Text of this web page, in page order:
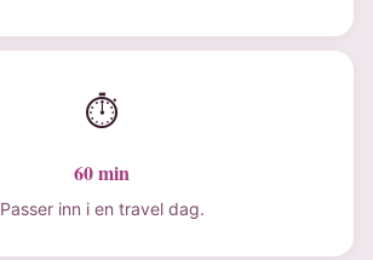
⏱
60 min
Passer inn i en travel dag.